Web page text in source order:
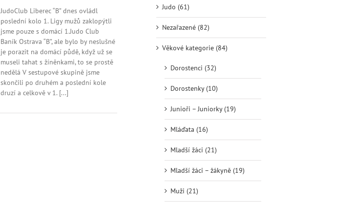
s
názvem
liga
muži
–
závěrečné
kolo
JudoClub Liberec “B” dnes ovládl
poslední kolo 1. Ligy mužů zaklopýtli
jsme pouze s domácí 1.Judo Club
Baník Ostrava “B”, ale bylo by neslušné
je porazit na domácí půdě, když už se
museli tahat s žíněnkami, to se prostě
nedělá V sestupové skupině jsme
skončili po druhém a poslední kole
druzí a celkově v 1. [...]
Judo (61)
Nezařazené (82)
Věkové kategorie (84)
Dorostenci (32)
Dorostenky (10)
Junioři – Juniorky (19)
Mláďata (16)
Mladší žáci (21)
Mladší žáci – žákyně (19)
Muži (21)